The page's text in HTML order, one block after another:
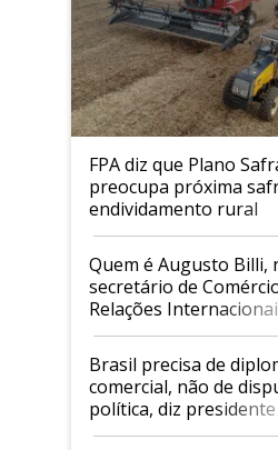
FPA diz que Plano
preocupa próxima
endividamento rural
Quem é Augusto Billi,
secretário de
Relações
Mapa
Brasil precisa de
comercial, não de
política, diz presidente
Faesp